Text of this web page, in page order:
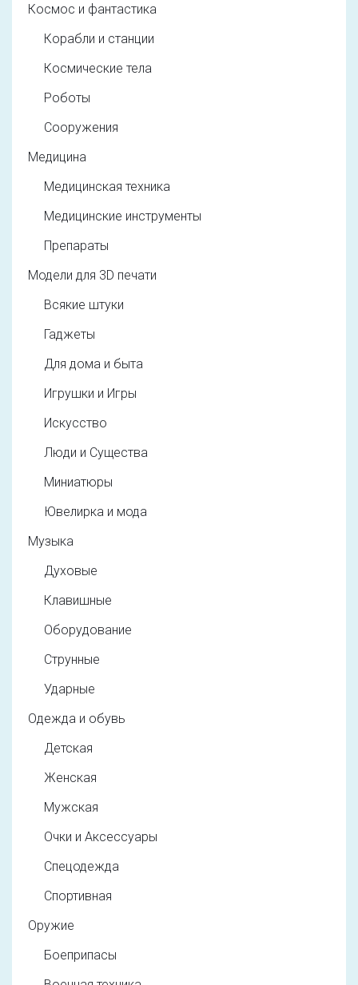
Космос и фантастика
Корабли и станции
Космические тела
Роботы
Сооружения
Медицина
Медицинская техника
Медицинские инструменты
Препараты
Модели для 3D печати
Всякие штуки
Гаджеты
Для дома и быта
Игрушки и Игры
Искусство
Люди и Существа
Миниатюры
Ювелирка и мода
Музыка
Духовые
Клавишные
Оборудование
Струнные
Ударные
Одежда и обувь
Детская
Женская
Мужская
Очки и Аксессуары
Спецодежда
Спортивная
Оружие
Боеприпасы